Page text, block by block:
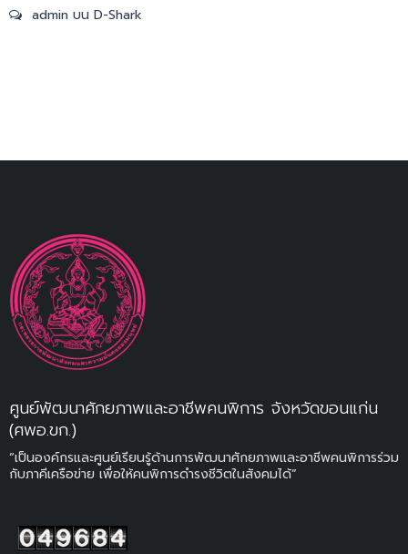
admin บน D-Shark
ศูนย์พัฒนาศักยภาพและอาชีพคนพิการ จังหวัดขอนแก่น
(ศพอ.ขก.)
“เป็นองค์กรและศูนย์เรียนรู้ด้านการพัฒนาศักยภาพและอาชีพคนพิการร่วม
กับภาคีเครือข่าย เพื่อให้คนพิการดำรงชีวิตในสังคมได้”